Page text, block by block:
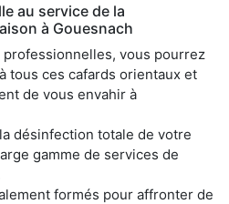
au service de la
à Gouesnach
professionnelles, vous pourrez
tous ces cafards orientaux et
de vous envahir à
désinfection totale de votre
gamme de services de
formés pour affronter de